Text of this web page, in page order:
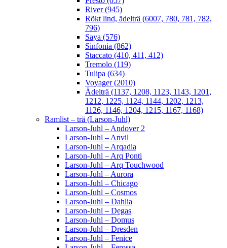
River (945)
Rökt lind, ädelträ (6007, 780, 781, 782,
796)
Saya (576)
Sinfonia (862)
Staccato (410, 411, 412)
Tremolo (119)
Tulipa (634)
Voyager (2010)
Ädelträ (1137, 1208, 1123, 1143, 1201,
1212, 1225, 1124, 1144, 1202, 1213,
1126, 1146, 1204, 1215, 1167, 1168)
Ramlist – trä (Larson-Juhl)
Larson-Juhl – Andover 2
Larson-Juhl – Anvil
Larson-Juhl – Arqadia
Larson-Juhl – Arq Ponti
Larson-Juhl – Arq Touchwood
Larson-Juhl – Aurora
Larson-Juhl – Chicago
Larson-Juhl – Cosmos
Larson-Juhl – Dahlia
Larson-Juhl – Degas
Larson-Juhl – Domus
Larson-Juhl – Dresden
Larson-Juhl – Fenice